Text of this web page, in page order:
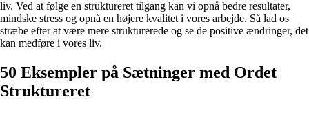
liv. Ved at følge en struktureret tilgang kan vi opnå bedre resultater,
mindske stress og opnå en højere kvalitet i vores arbejde. Så lad os
stræbe efter at være mere strukturerede og se de positive ændringer, det
kan medføre i vores liv.
50 Eksempler på Sætninger med Ordet
Struktureret